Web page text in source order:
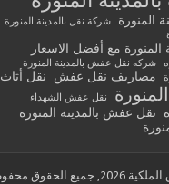
المنورة شركة نقل بالمدينة المنورة
مع أفضل الاسعار
شركه نقل عفش بالمدينة المنورة
مصاريف نقل عفش نقل أثاث
نقل عفش الشهداء
نقل عفش بالمدينة المنورة
الحقوق محفوظة